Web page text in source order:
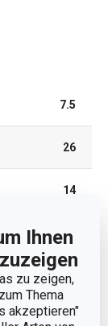
Ihnen
zu zeigen,
Thema
akzeptieren"
7.5
26
14
Nein